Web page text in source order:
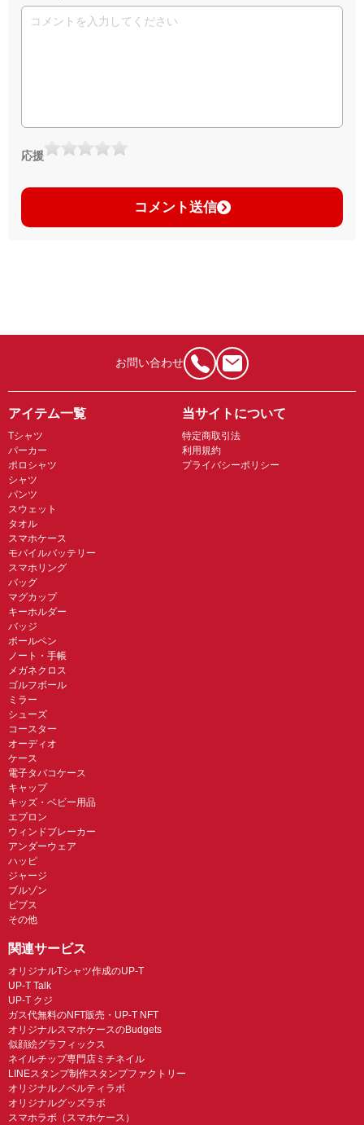
応援
コメント送信
お問い合わせ
アイテム一覧
Tシャツ
パーカー
ポロシャツ
シャツ
パンツ
スウェット
タオル
スマホケース
モバイルバッテリー
スマホリング
バッグ
マグカップ
キーホルダー
バッジ
ボールペン
ノート・手帳
メガネクロス
ゴルフボール
ミラー
シューズ
コースター
オーディオ
ケース
電子タバコケース
キャップ
キッズ・ベビー用品
エプロン
ウィンドブレーカー
アンダーウェア
ハッピ
ジャージ
ブルゾン
ビブス
その他
当サイトについて
特定商取引法
利用規約
プライバシーポリシー
関連サービス
オリジナルTシャツ作成のUP-T
UP-T Talk
UP-T クジ
ガス代無料のNFT販売・UP-T NFT
オリジナルスマホケースのBudgets
似顔絵グラフィックス
ネイルチップ専門店ミチネイル
LINEスタンプ制作スタンプファクトリー
オリジナルノベルティラボ
オリジナルグッズラボ
スマホラボ（スマホケース）